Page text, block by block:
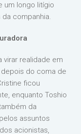
um longo litígio
companhia.
realidade em
do coma de
ficou
enquanto Toshio
da
assuntos
acionistas,